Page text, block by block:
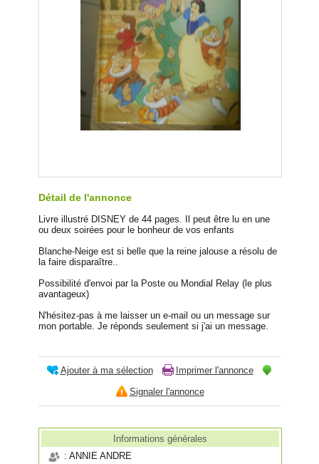
Détail de l'annonce
Livre illustré DISNEY de 44 pages. Il peut être lu en une
ou deux soirées pour le bonheur de vos enfants
Blanche-Neige est si belle que la reine jalouse a résolu de
la faire disparaître..
Possibilité d'envoi par la Poste ou Mondial Relay (le plus
avantageux)
N'hésitez-pas à me laisser un e-mail ou un message sur
mon portable. Je réponds seulement si j'ai un message.
Ajouter à ma sélection
Imprimer l'annonce
Signaler l'annonce
Informations générales
: ANNIE ANDRE